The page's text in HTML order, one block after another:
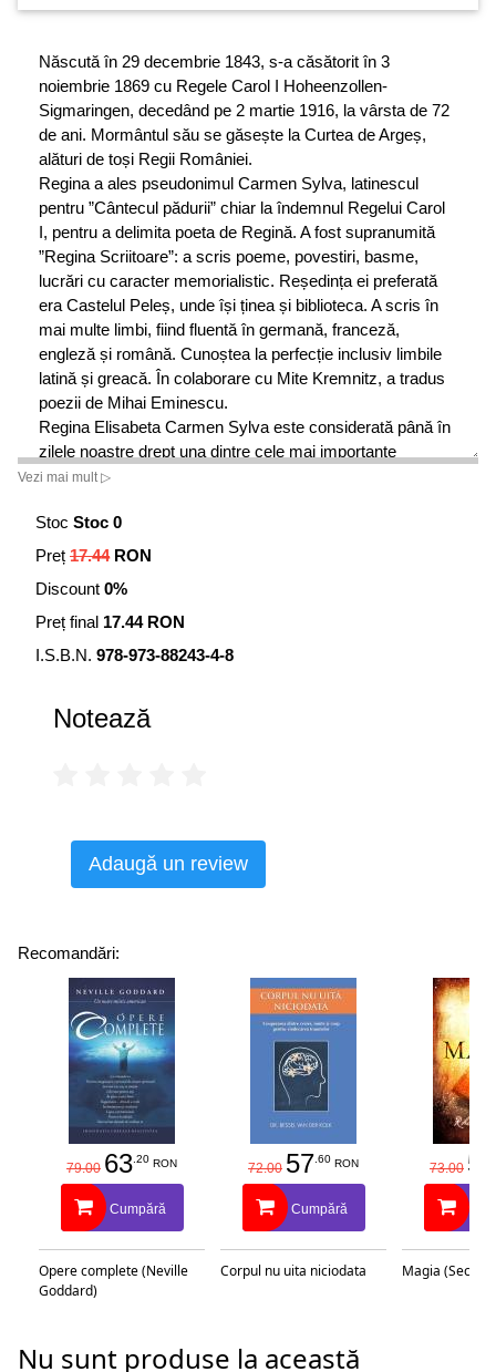
Născută în 29 decembrie 1843, s-a căsătorit în 3
noiembrie 1869 cu Regele Carol I Hoheenzollen-
Sigmaringen, decedând pe 2 martie 1916, la vârsta de 72
de ani. Mormântul său se găsește la Curtea de Argeș,
alături de toși Regii României.
Regina a ales pseudonimul Carmen Sylva, latinescul
pentru ”Cântecul pădurii” chiar la îndemnul Regelui Carol
I, pentru a delimita poeta de Regină. A fost supranumită
”Regina Scriitoare”: a scris poeme, povestiri, basme,
lucrări cu caracter memorialistic. Reședința ei preferată
era Castelul Peleș, unde își ținea și biblioteca. A scris în
mai multe limbi, fiind fluentă în germană, franceză,
engleză și română. Cunoștea la perfecție inclusiv limbile
latină și greacă. În colaborare cu Mite Kremnitz, a tradus
poezii de Mihai Eminescu.
Regina Elisabeta Carmen Sylva este considerată până în
zilele noastre drept una dintre cele mai importante
mediatoare ale literaturii și culturii românești în spațiul
Vezi mai mult ▷
Stoc Stoc 0
Preț 17.44RON
Discount 0%
Preț final 17.44 RON
I.S.B.N. 978-973-88243-4-8
Notează
Adaugă un review
Recomandări:
79.00 63.20 RON
Cumpără
Opere complete (Neville
Goddard)
72.00 57.60 RON
Cumpără
Corpul nu uita niciodata
73.00 58
Magia
Nu sunt produse la această